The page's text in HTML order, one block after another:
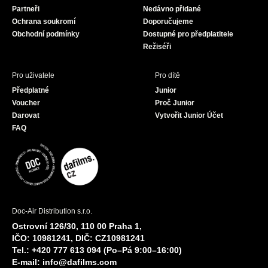
Partneři
Ochrana soukromí
Obchodní podmínky
Nedávno přidané
Doporučujeme
Dostupné pro předplatitele
Režiséři
Pro uživatele
Předplatné
Voucher
Darovat
FAQ
Pro dítě
Junior
Proč Junior
Vytvořit Junior Účet
Doc-Air Distribution s.r.o.
Ostrovní 126/30, 110 00 Praha 1,
IČO: 10981241, DIČ: CZ10981241
Tel.: +420 777 613 094 (Po–Pá 9:00–16:00)
E-mail: info@dafilms.com